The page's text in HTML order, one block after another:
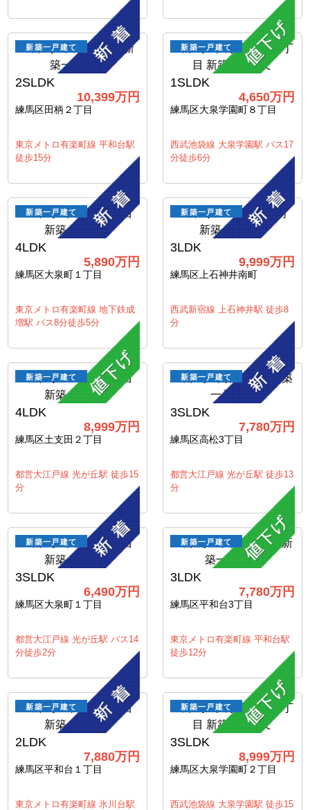
新築一戸建て
2SLDK
10,399万円
練馬区田柄２丁目
東京メトロ有楽町線 平和台駅
徒歩15分
新築一戸建て
1SLDK
4,650万円
練馬区大泉学園町８丁目
西武池袋線 大泉学園駅 バス17
分徒歩6分
新築一戸建て
4LDK
5,890万円
練馬区大泉町１丁目
東京メトロ有楽町線 地下鉄成
増駅 バス8分徒歩5分
新築一戸建て
3LDK
9,999万円
練馬区上石神井南町
西武新宿線 上石神井駅 徒歩8
分
新築一戸建て
4LDK
8,999万円
練馬区土支田２丁目
都営大江戸線 光が丘駅 徒歩15
分
新築一戸建て
3SLDK
7,780万円
練馬区高松3丁目
都営大江戸線 光が丘駅 徒歩13
分
新築一戸建て
3SLDK
6,490万円
練馬区大泉町１丁目
都営大江戸線 光が丘駅 バス14
分徒歩2分
新築一戸建て
3LDK
7,780万円
練馬区平和台3丁目
東京メトロ有楽町線 平和台駅
徒歩12分
新築一戸建て
2LDK
7,880万円
練馬区平和台１丁目
東京メトロ有楽町線 氷川台駅
新築一戸建て
3SLDK
8,999万円
練馬区大泉学園町２丁目
西武池袋線 大泉学園駅 徒歩15